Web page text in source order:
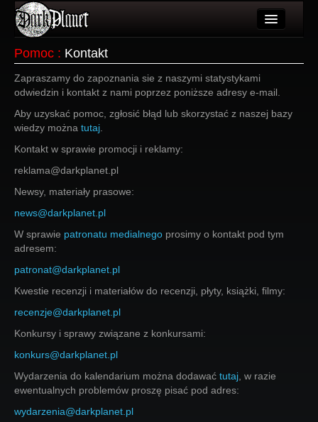
Wydarzenia
Galeria
Forum
Login
Pomoc : Kontakt
Zapraszamy do zapoznania sie z naszymi statystykami
odwiedzin i kontakt z nami poprzez poniższe adresy e-mail.
Aby uzyskać pomoc, zgłosić błąd lub skorzystać z naszej bazy
wiedzy można tutaj
Kontakt w sprawie promocji i reklamy:
reklama@darkplanet.pl
Newsy, materiały prasowe:
news@darkplanet.pl
W sprawie patronatu medialnego prosimy o kontakt pod tym
adresem:
patronat@darkplanet.pl
Kwestie recenzji i materiałów do recenzji, płyty, książki, filmy:
recenzje@darkplanet.pl
Konkursy i sprawy związane z konkursami:
konkurs@darkplanet.pl
Wydarzenia do kalendarium można dodawać tutaj , w razie
ewentualnych problemów proszę pisać pod adres:
wydarzenia@darkplanet.pl